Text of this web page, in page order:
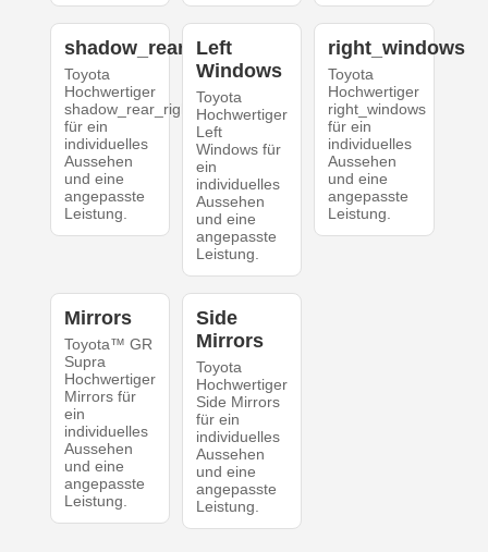
shadow_rear_right
Toyota
Hochwertiger
shadow_rear_right
für ein
individuelles
Aussehen
und eine
angepasste
Leistung.
Left
Windows
Toyota
Hochwertiger
Left
Windows für
ein
individuelles
Aussehen
und eine
angepasste
Leistung.
right_windows
Toyota
Hochwertiger
right_windows
für ein
individuelles
Aussehen
und eine
angepasste
Leistung.
Mirrors
Toyota™ GR
Supra
Hochwertiger
Mirrors für
ein
individuelles
Aussehen
und eine
angepasste
Leistung.
Side
Mirrors
Toyota
Hochwertiger
Side Mirrors
für ein
individuelles
Aussehen
und eine
angepasste
Leistung.